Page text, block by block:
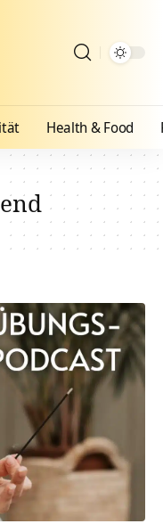
Health & Food